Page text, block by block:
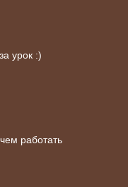
урок :)
работать